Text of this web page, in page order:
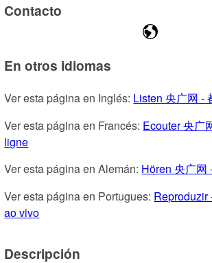
Contacto
En otros idiomas
Ver esta página en Inglés: Listen 央广网 -
Ver esta página en Francés: Ecouter 央广
ligne
Ver esta página en Alemán: Hören 央广网
Ver esta página en Portugues: Reproduzir
ao vivo
Descripción